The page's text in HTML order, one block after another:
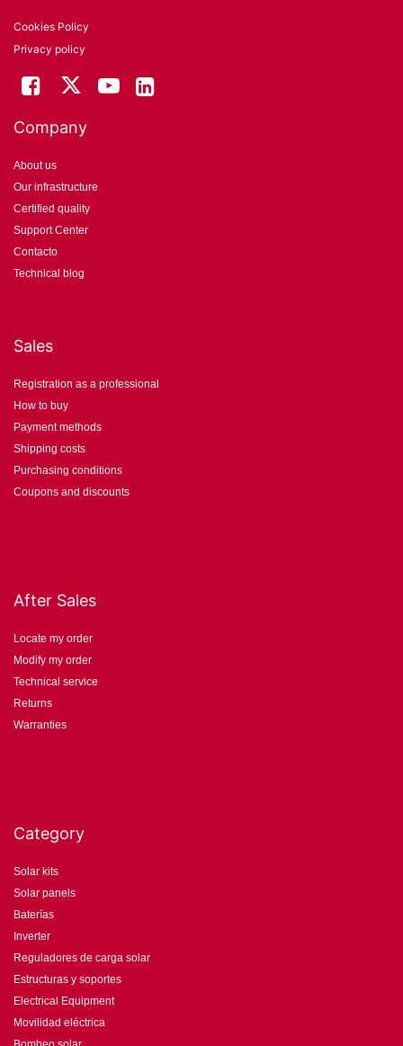
Cookies Policy
Privacy policy
Company
About us
Our infrastructure
Certified quality
Support Center
Contacto
Technical blog
Sales
Registration as a professional
How to buy
Payment methods
Shipping costs
Purchasing conditions
Coupons and discounts
After Sales
Locate my order
Modify my order
Technical service
Returns
Warranties
Category
Solar kits
Solar panels
Baterías
Inverter
Reguladores de carga solar
Estructuras y soportes
Electrical Equipment
Movilidad eléctrica